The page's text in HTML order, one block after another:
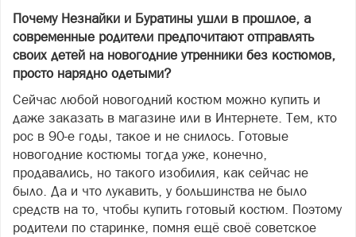
Почему Незнайки и Буратины ушли в прошлое, а
современные родители предпочитают отправлять
своих детей на новогодние утренники без костюмов,
просто нарядно одетыми?
Сейчас любой новогодний костюм можно купить и
даже заказать в магазине или в Интернете. Тем, кто
рос в 90-е годы, такое и не снилось. Готовые
новогодние костюмы тогда уже, конечно,
продавались, но такого изобилия, как сейчас не
было. Да и что лукавить, у большинства не было
средств на то, чтобы купить готовый костюм. Поэтому
родители по старинке, помня ещё своё советское